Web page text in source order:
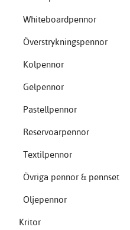
Whiteboardpennor
Överstrykningspennor
Kolpennor
Gelpennor
Pastellpennor
Reservoarpennor
Textilpennor
Övriga pennor & pennset
Oljepennor
Kritor